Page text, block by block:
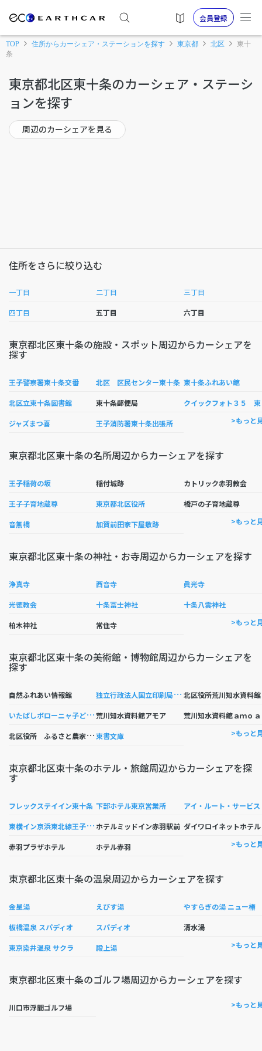
会員登録
TOP 住所からカーシェア・ステーションを探す 東京都 北区
東十
条
東京都北区東十条のカーシェア・ステーシ
ョンを探す
周辺のカーシェアを見る
住所をさらに絞り込む
一丁目 二丁目 三丁目
四丁目 五丁目 六丁目
東京都北区東十条の施設・スポット周辺からカーシェアを
探す
王子警察署東十条交番 北区 区民センター東十条 東十条ふれあい館
北区立東十条図書館 東十条郵便局 イ
ジャズまつ喜 王子消防署東十条出張所 >もっと
東京都北区東十条の名所周辺からカーシェアを探す
王子稲荷の坂 稲付城跡 カトリック赤羽教会
王子子育地蔵尊 東京都北区役所 橋戸の子育地蔵尊
音無橋 加賀前田家下屋敷跡 >もっと
東京都北区東十条の神社・お寺周辺からカーシェアを探す
浄真寺 西音寺 眞光寺
光徳教会 十条冨士神社 十条八雲神社
柏木神社 常住寺 >もっと
東京都北区東十条の美術館・博物館周辺からカーシェアを
探す
自然ふれあい情報館 独
立行政法人国立印刷局お札と切手の博物館 北区役所荒川知水資料館
い
たばしボローニャ子ども絵本館荒川知水資料館アモア 荒川知水資料館ａｍｏａ
北
区役所 ふるさと農家体験館東書文庫 >もっと
東京都北区東十条のホテル・旅館周辺からカーシェアを探
す
フレックステイイン東十条 下部ホテル東京営業所 アイ・ルート・サービス
東
横イン京浜東北線王子駅北口 ホテルミッドイン赤羽駅前 イ
赤羽プラザホテル ホテル赤羽 >もっと
東京都北区東十条の温泉周辺からカーシェアを探す
金星湯 えびす湯 やすらぎの湯 ニュー椿
板橋温泉 スパディオ スパディオ 清水湯
東京染井温泉 サクラ 殿上湯 >もっと
東京都北区東十条のゴルフ場周辺からカーシェアを探す
川口市浮間ゴルフ場 >もっと